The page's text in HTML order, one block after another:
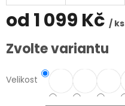
od 1 099 Kč / ks
Měrná
cena:
Zvolte variantu
Velikost